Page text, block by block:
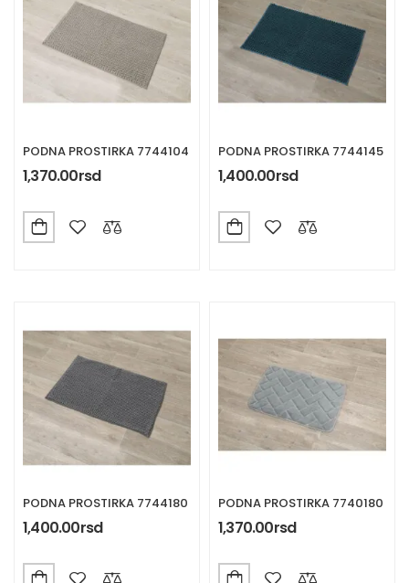
PODNA PROSTIRKA 7744104
1,370.00rsd
PODNA PROSTIRKA 7744145
1,400.00rsd
PODNA PROSTIRKA 7744180
1,400.00rsd
PODNA PROSTIRKA 7740180
1,370.00rsd